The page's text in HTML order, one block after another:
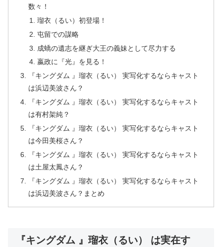
数々！
瑠衣（るい）初登場！
屯留での謀略
成蟜の遺志を継ぎ大王の義妹として尽力する
嬴政に『光』を見る！
『キングダム 』瑠衣（るい） 実写化するならキャスト
は浜辺美波さん？
『キングダム 』瑠衣（るい） 実写化するならキャスト
は有村架純？
『キングダム 』瑠衣（るい） 実写化するならキャスト
は今田美桜さん？
『キングダム 』瑠衣（るい） 実写化するならキャスト
は土屋太鳳さん？
『キングダム 』瑠衣（るい） 実写化するならキャスト
は浜辺美波さん？まとめ
『キングダム 』瑠衣（るい） は実在す